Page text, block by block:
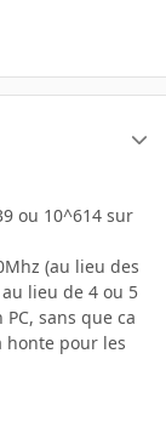
ou 10^614 sur
(au lieu des
lieu de 4 ou 5
sans que ca
pour les